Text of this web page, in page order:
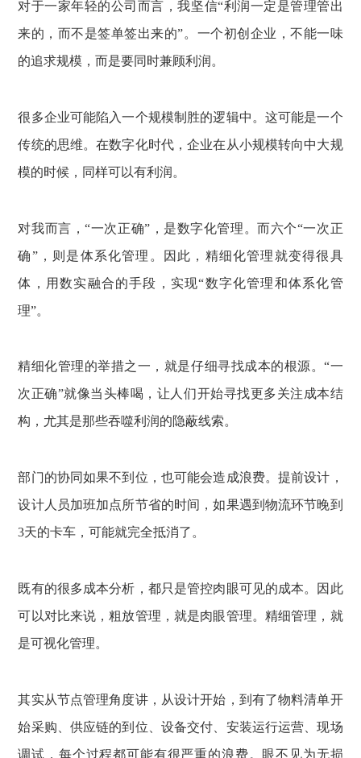
对于一家年轻的公司而言，我坚信“利润一定是管理管出
来的，而不是签单签出来的”。一个初创企业，不能一味
的追求规模，而是要同时兼顾利润。
很多企业可能陷入一个规模制胜的逻辑中。这可能是一个
传统的思维。在数字化时代，企业在从小规模转向中大规
模的时候，同样可以有利润。
对我而言，“一次正确”，是数字化管理。而六个“一次正
确”，则是体系化管理。因此，精细化管理就变得很具
体，用数实融合的手段，实现“数字化管理和体系化管
理”。
精细化管理的举措之一，就是仔细寻找成本的根源。“一
次正确”就像当头棒喝，让人们开始寻找更多关注成本结
构，尤其是那些吞噬利润的隐蔽线索。
部门的协同如果不到位，也可能会造成浪费。提前设计，
设计人员加班加点所节省的时间，如果遇到物流环节晚到
3天的卡车，可能就完全抵消了。
既有的很多成本分析，都只是管控肉眼可见的成本。因此
可以对比来说，粗放管理，就是肉眼管理。精细管理，就
是可视化管理。
其实从节点管理角度讲，从设计开始，到有了物料清单开
始采购、供应链的到位、设备交付、安装运行运营、现场
调试，每个过程都可能有很严重的浪费。眼不见为无损